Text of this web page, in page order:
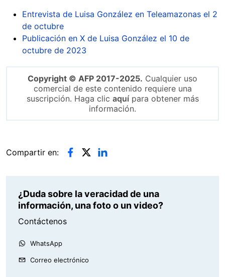
Entrevista de Luisa González en Teleamazonas el 2
de octubre
Publicación en X de Luisa González el 10 de
octubre de 2023
Copyright © AFP 2017-2025. Cualquier uso
comercial de este contenido requiere una
suscripción. Haga clic aquípara obtener más
información.
Compartir en:
¿Duda sobre la veracidad de una
información, una foto o un video?
Contáctenos
WhatsApp
Correo electrónico